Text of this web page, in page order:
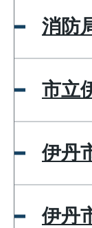
消防
市立
伊丹
伊丹